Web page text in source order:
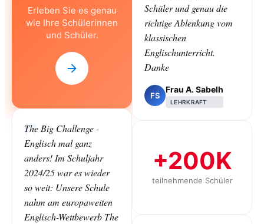
Erleben Sie es genau
wie Ihre Schülerinnen
und Schüler.
The Big Challenge -
Englisch mal ganz
anders! Im Schuljahr
2024/25 war es wieder
so weit: Unsere Schule
nahm am europaweiten
Englisch-Wettbewerb The
Schüler und genau die
richtige Ablenkung vom
klassischen
Englischunterricht.
Danke
FS
Frau A. Sabelh
LEHRKRAFT
+200K
teilnehmende Schüler